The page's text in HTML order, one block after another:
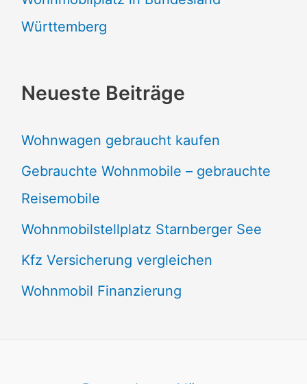
Württemberg
Neueste Beiträge
Wohnwagen gebraucht kaufen
Gebrauchte Wohnmobile – gebrauchte
Reisemobile
Wohnmobilstellplatz Starnberger See
Kfz Versicherung vergleichen
Wohnmobil Finanzierung